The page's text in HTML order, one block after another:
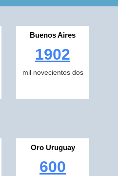
Buenos Aires
1902
mil novecientos dos
Oro Uruguay
600